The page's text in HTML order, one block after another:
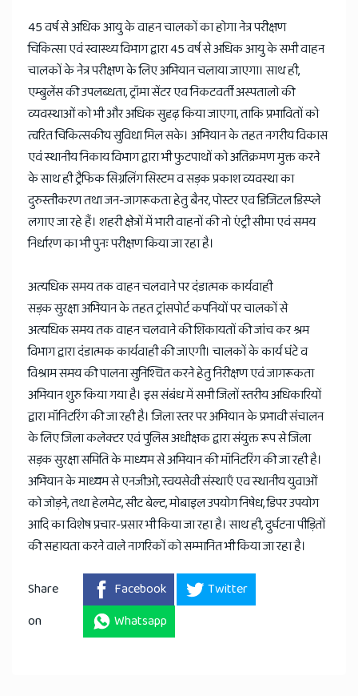
45 वर्ष से अधिक आयु के वाहन चालकों का होगा नेत्र परीक्षण
चिकित्सा एवं स्वास्थ्य विभाग द्वारा 45 वर्ष से अधिक आयु के सभी वाहन
चालकों के नेत्र परीक्षण के लिए अभियान चलाया जाएगा। साथ ही,
एम्बुलेंस की उपलब्धता, ट्रॉमा सेंटर एव निकटवर्ती अस्पतालो की
व्यवस्थाओं को भी और अधिक सुदृढ़ किया जाएगा, ताकि प्रभावितों को
त्वरित चिकित्सकीय सुविधा मिल सके। अभियान के तहत नगरीय विकास
एवं स्थानीय निकाय विभाग द्वारा भी फुटपाथों को अतिक्रमण मुक्त करने
के साथ ही ट्रैफिक सिग्नलिंग सिस्टम व सड़क प्रकाश व्यवस्था का
दुरुस्तीकरण तथा जन-जागरूकता हेतु बैनर, पोस्टर एव डिजिटल डिस्प्ले
लगाए जा रहे हैं। शहरी क्षेत्रों में भारी वाहनों की नो एंट्री सीमा एवं समय
निर्धारण का भी पुनः परीक्षण किया जा रहा है।
अत्यधिक समय तक वाहन चलवाने पर दंडात्मक कार्यवाही
सड़क सुरक्षा अभियान के तहत ट्रांसपोर्ट कपनियों पर चालकों से
अत्यधिक समय तक वाहन चलवाने की शिकायतों की जांच कर श्रम
विभाग द्वारा दंडात्मक कार्यवाही की जाएगी। चालकों के कार्य घंटे व
विश्राम समय की पालना सुनिश्चित करने हेतु निरीक्षण एवं जागरूकता
अभियान शुरु किया गया है। इस संबंध में सभी जिलों स्तरीय अधिकारियों
द्वारा मॉनिटरिंग की जा रही है। जिला स्तर पर अभियान के प्रभावी संचालन
के लिए जिला कलेक्टर एवं पुलिस अधीक्षक द्वारा संयुक्त रूप से जिला
सड़क सुरक्षा समिति के माध्यम से अभियान की मॉनिटरिंग की जा रही है।
अभियान के माध्यम से एनजीओ, स्वयसेवी संस्थाएँ एव स्थानीय युवाओं
को जोड़ने, तथा हेलमेट, सीट बेल्ट, मोबाइल उपयोग निषेध, डिपर उपयोग
आदि का विशेष प्रचार-प्रसार भी किया जा रहा है। साथ ही, दुर्घटना पीड़ितों
की सहायता करने वाले नागरिकों को सम्मानित भी किया जा रहा है।
Share
on
Facebook
Twitter
Whatsapp